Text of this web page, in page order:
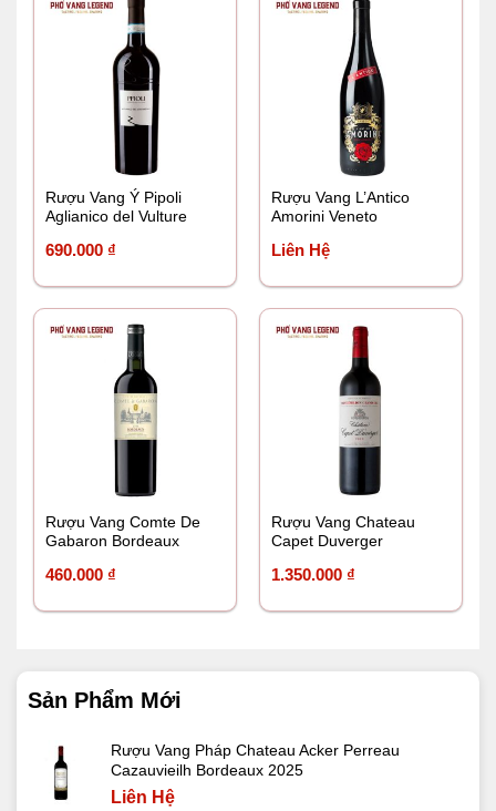
Sản Phẩm Mới
Rượu Vang Pháp Chateau Acker Perreau
Cazauvieilh Bordeaux 2025
Liên Hệ
Rượu Vang Ý Pipoli
Aglianico del Vulture
690.000 ₫
Rượu Vang L’Antico
Amorini Veneto
Liên Hệ
Rượu Vang Comte De
Gabaron Bordeaux
460.000 ₫
Rượu Vang Chateau
Capet Duverger
1.350.000 ₫